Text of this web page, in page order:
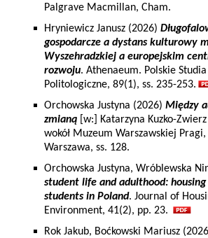
Palgrave Macmillan, Cham.
Hryniewicz Janusz (2026)
gospodarcze a dystans kulturowy
Wyszehradzkiej a europejskim
rozwoju. Athenaeum. Polskie Studia
Politologiczne, 89(1), ss. 235-253.
Orchowska Justyna (2026) Między
zmianą [w:] Katarzyna Kuzko-
wokół Muzeum Warszawskiej
Warszawa, ss. 128.
Orchowska Justyna, Wróblewska
student life and adulthood: housing
students in Poland. Journal of
Environment, 41(2), pp. 23.
Rok Jakub, Boćkowski Mariusz